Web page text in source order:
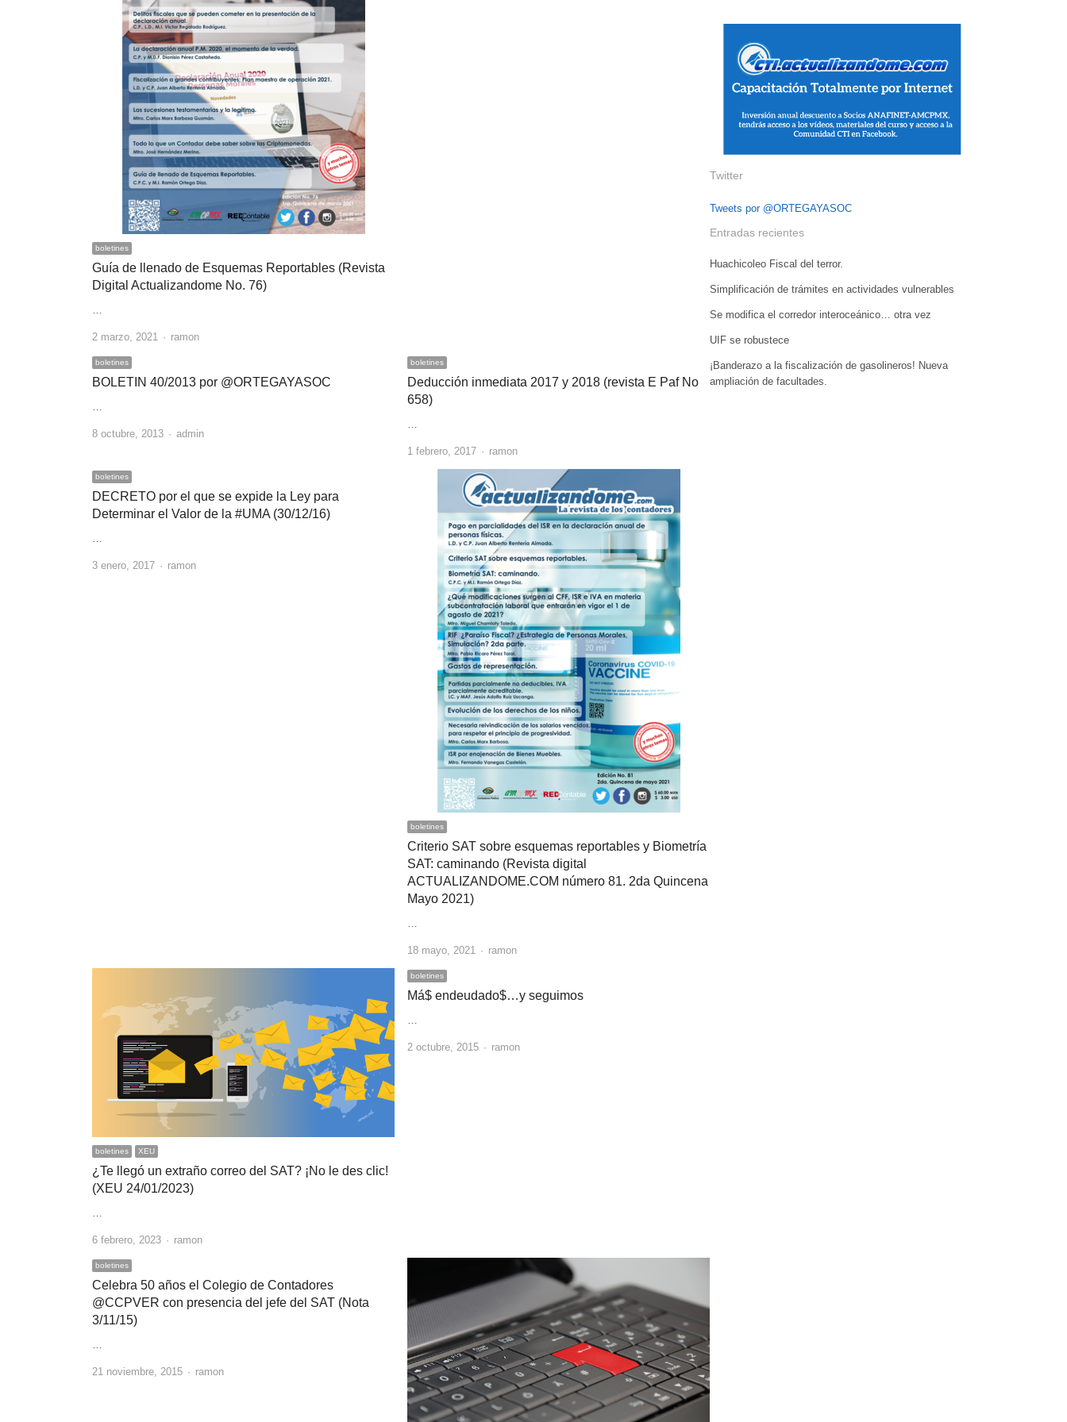
boletines
Guía de llenado de Esquemas Reportables (Revista
Digital Actualizandome No. 76)
…
2 marzo, 2021 Author
ramon
boletines
BOLETIN 40/2013 por @ORTEGAYASOC
…
8 octubre, 2013 Author
admin
boletines
Deducción inmediata 2017 y 2018 (revista E Paf No
658)
…
1 febrero, 2017 Author
ramon
boletines
DECRETO por el que se expide la Ley para
Determinar el Valor de la #UMA (30/12/16)
…
3 enero, 2017 Author
ramon
boletines
Criterio SAT sobre esquemas reportables y Biometría
SAT: caminando (Revista digital
ACTUALIZANDOME.COM número 81. 2da Quincena
Mayo 2021)
…
18 mayo, 2021 Author
ramon
boletines XEU
¿Te llegó un extraño correo del SAT? ¡No le des clic!
(XEU 24/01/2023)
…
6 febrero, 2023 Author
ramon
boletines
Má$ endeudado$…y seguimos
…
2 octubre, 2015 Author
ramon
boletines
Celebra 50 años el Colegio de Contadores
@CCPVER con presencia del jefe del SAT (Nota
3/11/15)
…
21 noviembre, 2015 Author
ramon
Twitter
Tweets por @ORTEGAYASOC
Entradas recientes
Huachicoleo Fiscal del terror.
Simplificación de trámites en actividades vulnerables
Se modifica el corredor interoceánico… otra vez
UIF se robustece
¡Banderazo a la fiscalización de gasolineros! Nueva
ampliación de facultades.